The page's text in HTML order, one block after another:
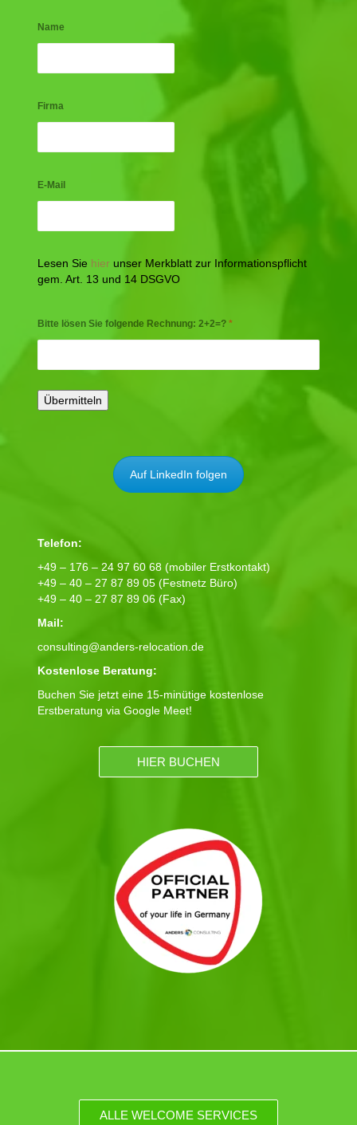
Name
Firma
E-Mail
Lesen Sie hier unser Merkblatt zur Informationspflicht
gem. Art. 13 und 14 DSGVO
Bitte lösen Sie folgende Rechnung: 2+2=? *
Auf LinkedIn folgen
Telefon:
+49 – 176 – 24 97 60 68 (mobiler Erstkontakt)
+49 – 40 – 27 87 89 05 (Festnetz Büro)
+49 – 40 – 27 87 89 06 (Fax)
Mail:
consulting@anders-relocation.de
Kostenlose Beratung:
Buchen Sie jetzt eine 15-minütige kostenlose
Erstberatung via Google Meet!
HIER BUCHEN
ALLE WELCOME SERVICES